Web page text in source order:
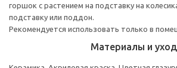
горшок с растением на подставку на
подставку или поддон.
Рекомендуется использовать только в
Материалы и уход